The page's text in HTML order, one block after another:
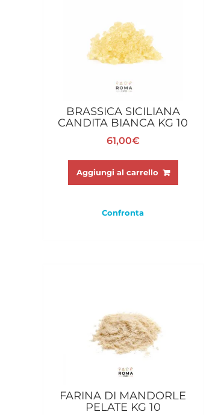
BRASSICA SICILIANA
CANDITA BIANCA KG 10
61,00€
Aggiungi al carrello
Confronta
FARINA DI MANDORLE
PELATE KG 10